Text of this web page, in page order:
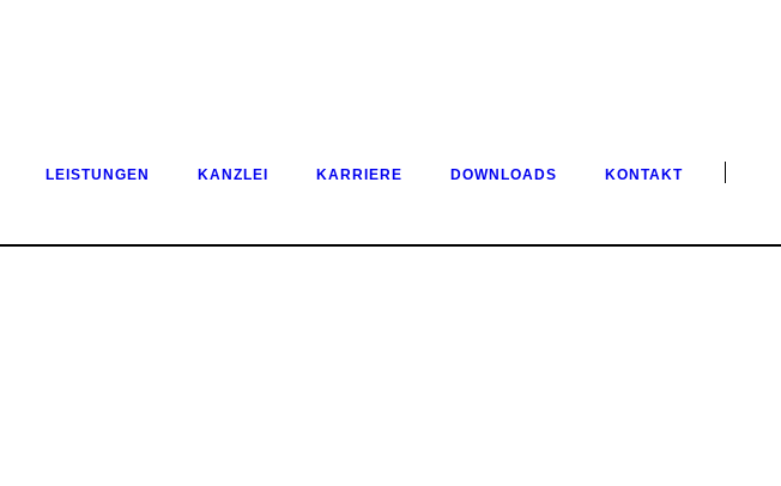
LEISTUNGEN KANZLEI KARRIERE DOWNLOADS KONTAKT